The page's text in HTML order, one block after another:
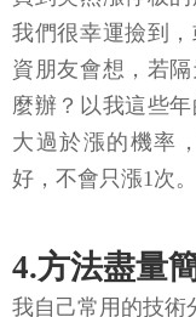
我們很幸運撿到
資朋友會想，若
麼辦？以我這些
大過於漲的機率
好，不會只漲1次。
4.方法盡量
我自己常用的技術